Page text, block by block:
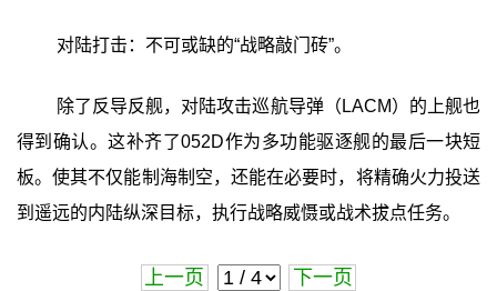
对陆打击：不可或缺的“战略敲门砖”。
除了反导反舰，对陆攻击巡航导弹（LACM）的上舰也
得到确认。这补齐了052D作为多功能驱逐舰的最后一块短
板。使其不仅能制海制空，还能在必要时，将精确火力投送
到遥远的内陆纵深目标，执行战略威慑或战术拔点任务。
上一页 下一页